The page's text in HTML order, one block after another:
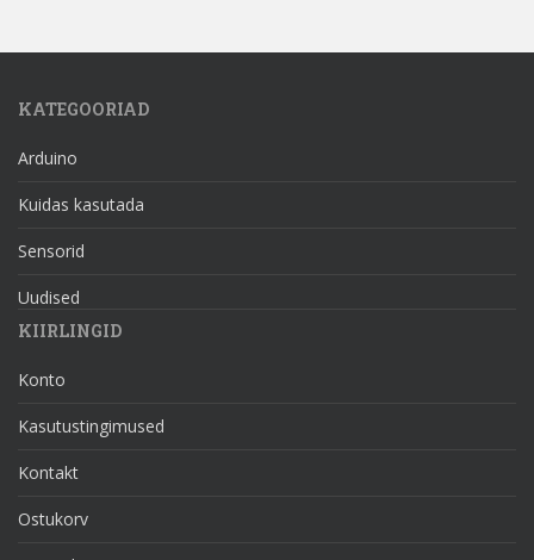
KATEGOORIAD
Arduino
Kuidas kasutada
Sensorid
Uudised
KIIRLINGID
Konto
Kasutustingimused
Kontakt
Ostukorv